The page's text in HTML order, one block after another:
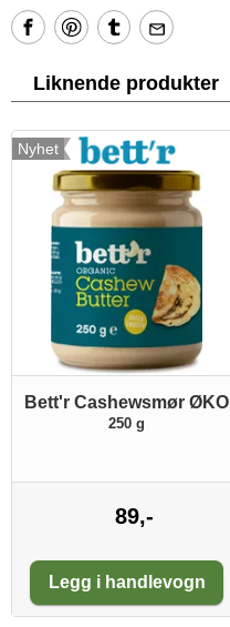
Liknende produkter
Nyhet
Bett'r Cashewsmør ØKO
250 g
89,-
Legg i handlevogn